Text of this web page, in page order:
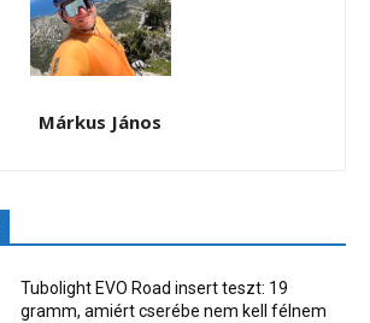
Márkus János
Tubolight EVO Road insert teszt: 19
gramm, amiért cserébe nem kell félnem